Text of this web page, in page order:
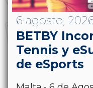
6 agosto,
BETBY
Tennis y
de eSports